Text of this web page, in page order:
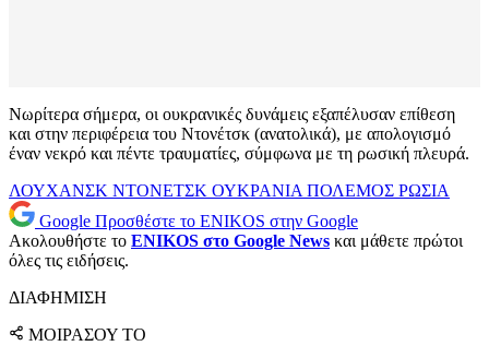
Νωρίτερα σήμερα, οι ουκρανικές δυνάμεις εξαπέλυσαν επίθεση
και στην περιφέρεια του Ντονέτσκ (ανατολικά), με απολογισμό
έναν νεκρό και πέντε τραυματίες, σύμφωνα με τη ρωσική πλευρά.
ΛΟΥΧΑΝΣΚ ΝΤΟΝΕΤΣΚ ΟΥΚΡΑΝΙΑ ΠΟΛΕΜΟΣ ΡΩΣΙΑ
Google Προσθέστε το ENIKOS στην Google
Ακολουθήστε το ENIKOS στο Google News και μάθετε πρώτοι
όλες τις ειδήσεις.
ΔΙΑΦΗΜΙΣΗ
ΜΟΙΡΑΣΟΥ ΤΟ